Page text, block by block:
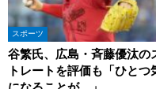
スポーツ
谷繁氏、広島・斉藤優汰の
トレートを評価も「ひとつ